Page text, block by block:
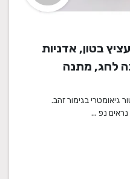
בטון, אדניות
לחג, מתנה
עציצים מתנה,
גיאומטרי בגימור זהב.
נפ ...